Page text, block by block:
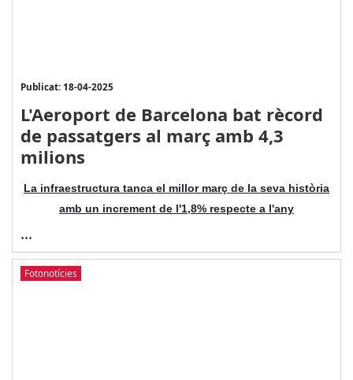
Publicat: 18-04-2025
L'Aeroport de Barcelona bat rècord
de passatgers al març amb 4,3
milions
La infraestructura tanca el millor març de la seva història
amb un increment de l'1,8% respecte a l'any
...
Fotonotícies